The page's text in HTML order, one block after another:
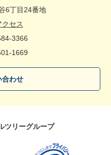
6丁目24番地
セス
3366
1669
合わせ
ツリーグループ